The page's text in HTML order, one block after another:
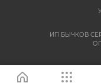
ИП БЫЧКОВ